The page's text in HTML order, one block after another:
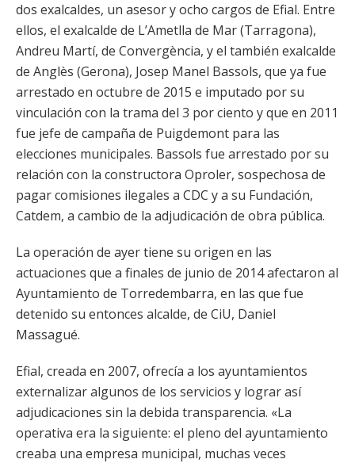
dos exalcaldes, un asesor y ocho cargos de Efial. Entre
ellos, el exalcalde de L’Ametlla de Mar (Tarragona),
Andreu Martí, de Convergència, y el también exalcalde
de Anglès (Gerona), Josep Manel Bassols, que ya fue
arrestado en octubre de 2015 e imputado por su
vinculación con la trama del 3 por ciento y que en 2011
fue jefe de campaña de Puigdemont para las
elecciones municipales. Bassols fue arrestado por su
relación con la constructora Oproler, sospechosa de
pagar comisiones ilegales a CDC y a su Fundación,
Catdem, a cambio de la adjudicación de obra pública.
La operación de ayer tiene su origen en las
actuaciones que a finales de junio de 2014 afectaron al
Ayuntamiento de Torredembarra, en las que fue
detenido su entonces alcalde, de CiU, Daniel
Massagué.
Efial, creada en 2007, ofrecía a los ayuntamientos
externalizar algunos de los servicios y lograr así
adjudicaciones sin la debida transparencia. «La
operativa era la siguiente: el pleno del ayuntamiento
creaba una empresa municipal, muchas veces